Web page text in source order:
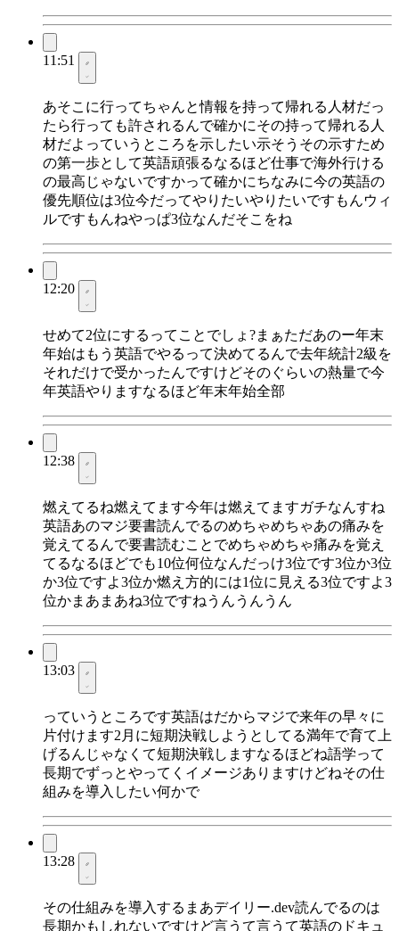
11:51
あそこに行ってちゃんと情報を持って帰れる人材だっ
たら行っても許されるんで確かにその持って帰れる人
材だよっていうところを示したい示そうその示すため
の第一歩として英語頑張るなるほど仕事で海外行ける
の最高じゃないですかって確かにちなみに今の英語の
優先順位は3位今だってやりたいやりたいですもんウィ
ルですもんねやっぱ3位なんだそこをね
12:20
せめて2位にするってことでしょ?まぁただあのー年末
年始はもう英語でやるって決めてるんで去年統計2級を
それだけで受かったんですけどそのぐらいの熱量で今
年英語やりますなるほど年末年始全部
12:38
燃えてるね燃えてます今年は燃えてますガチなんすね
英語あのマジ要書読んでるのめちゃめちゃあの痛みを
覚えてるんで要書読むことでめちゃめちゃ痛みを覚え
てるなるほどでも10位何位なんだっけ3位です3位か3位
か3位ですよ3位か燃え方的には1位に見える3位ですよ3
位かまあまあね3位ですねうんうんうん
13:03
っていうところです英語はだからマジで来年の早々に
片付けます2月に短期決戦しようとしてる満年で育て上
げるんじゃなくて短期決戦しますなるほどね語学って
長期でずっとやってくイメージありますけどねその仕
組みを導入したい何かで
13:28
その仕組みを導入するまあデイリー.dev読んでるのは
長期かもしれないですけど言うて言うて英語のドキュ